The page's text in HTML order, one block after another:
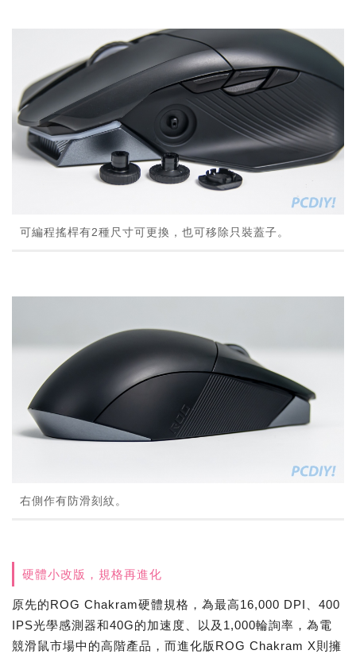
可編程搖桿有2種尺寸可更換，也可移除只裝蓋子。
右側作有防滑刻紋。
硬體小改版，規格再進化
原先的ROG Chakram硬體規格，為最高16,000 DPI、400
IPS光學感測器和40G的加速度、以及1,000輪詢率，為電
競滑鼠市場中的高階產品，而進化版ROG Chakram X則擁